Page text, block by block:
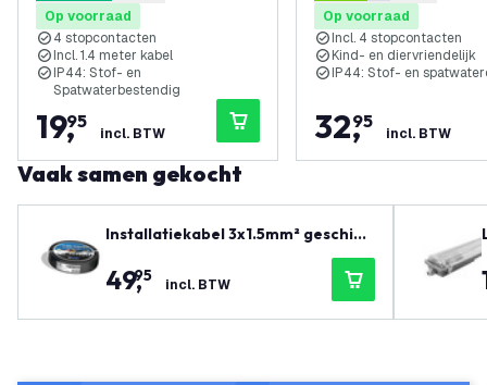
Op voorraad
4 stopcontacten
Incl. 1.4 meter kabel
IP44: Stof- en
Spatwaterbestendig
19,
95
incl. BTW
Aluminium
voor Buiten
Op voorraad
Incl. 4 stopcontacten
Kind- en diervriendelijk
IP44: Stof- en
32,
95
incl. BTW
Vaak samen gekocht
Installatiekabel 3x1.5mm² geschikt
voor binnen en buitengebruik of al
s grondkabel - 25 meter
49,
95 incl. BTW